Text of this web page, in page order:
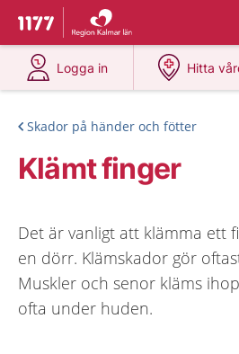
Till startsidan för 1177
Du har valt region
Logga in
på 1177.se
Hitta
på
Skador på händer och fötter
Klämt finger
Det är vanligt att klämma ett
en dörr. Klämskador gör
Muskler och senor kläms
ofta under huden.